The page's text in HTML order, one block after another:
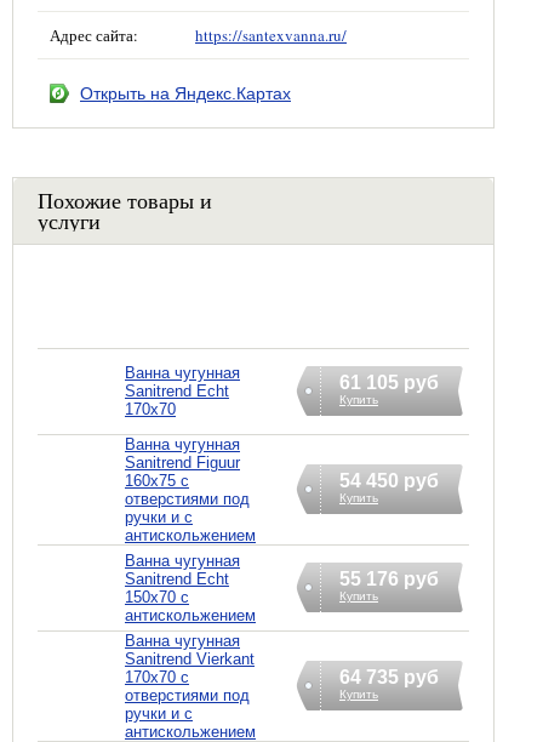
Адрес сайта: https://santexvanna.ru/
Открыть на Яндекс.Картах
Похожие товары и
услуги
Ванна чугунная
Sanitrend Echt
170х70
61 105 руб
Купить
Ванна чугунная
Sanitrend Figuur
160х75 с
отверстиями под
ручки и с
антискольжением
54 450 руб
Купить
Ванна чугунная
Sanitrend Echt
150х70 с
антискольжением
55 176 руб
Купить
Ванна чугунная
Sanitrend Vierkant
170х70 с
отверстиями под
ручки и с
антискольжением
64 735 руб
Купить